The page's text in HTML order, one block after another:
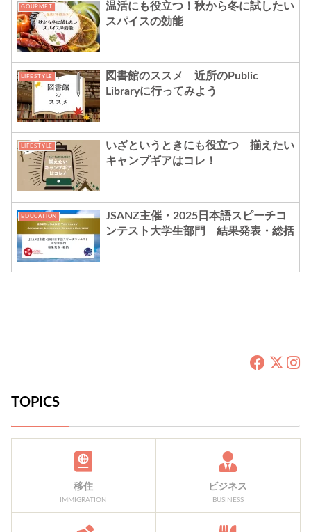
GOURMET
温活にも役立つ！秋から冬に試したい
スパイスの効能
LIFESTYLE
図書館のススメ 近所のPublic
Libraryに行ってみよう
LIFESTYLE
いざというときにも役立つ 揃えたい
キャンプギアはコレ！
EDUCATION
JSANZ主催・2025日本語スピーチコ
ンテスト大学生部門 結果発表・総括
TOPICS
移住
IMMIGRATION
ビジネス
BUSINESS